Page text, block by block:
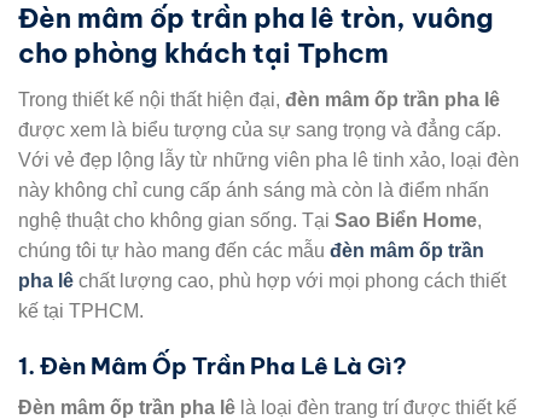
Đèn mâm ốp trần pha lê tròn, vuông
cho phòng khách tại Tphcm
Trong thiết kế nội thất hiện đại, đèn mâm ốp trần pha lê
được xem là biểu tượng của sự sang trọng và đẳng cấp.
Với vẻ đẹp lộng lẫy từ những viên pha lê tinh xảo, loại đèn
này không chỉ cung cấp ánh sáng mà còn là điểm nhấn
nghệ thuật cho không gian sống. Tại Sao Biển Home,
chúng tôi tự hào mang đến các mẫu đèn mâm ốp trần
pha lê chất lượng cao, phù hợp với mọi phong cách thiết
kế tại TPHCM.
1. Đèn Mâm Ốp Trần Pha Lê Là Gì?
Đèn mâm ốp trần pha lê là loại đèn trang trí được thiết kế